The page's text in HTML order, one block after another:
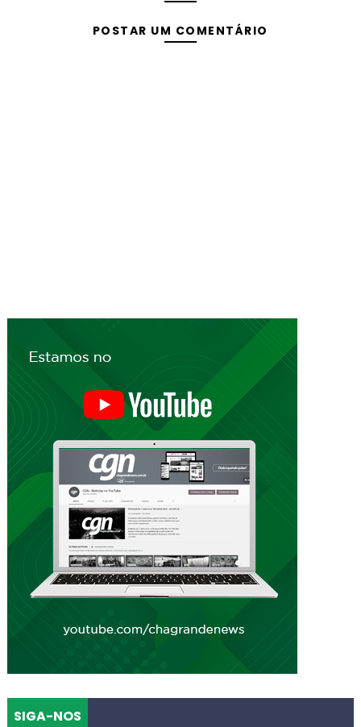
POSTAR UM COMENTÁRIO
SIGA-NOS